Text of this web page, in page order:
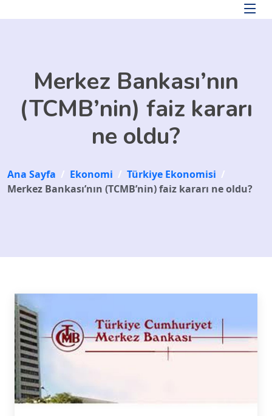
Merkez Bankası’nın
(TCMB’nin) faiz kararı
ne oldu?
Ana Sayfa / Ekonomi / Türkiye Ekonomisi /
Merkez Bankası’nın (TCMB’nin) faiz kararı ne oldu?